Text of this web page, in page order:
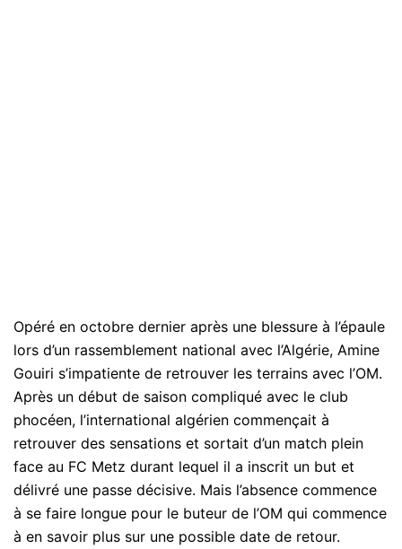
Opéré en octobre dernier après une blessure à l’épaule
lors d’un rassemblement national avec l’Algérie, Amine
Gouiri s’impatiente de retrouver les terrains avec l’OM.
Après un début de saison compliqué avec le club
phocéen, l’international algérien commençait à
retrouver des sensations et sortait d’un match plein
face au FC Metz durant lequel il a inscrit un but et
délivré une passe décisive. Mais l’absence commence
à se faire longue pour le buteur de l’OM qui commence
à en savoir plus sur une possible date de retour.